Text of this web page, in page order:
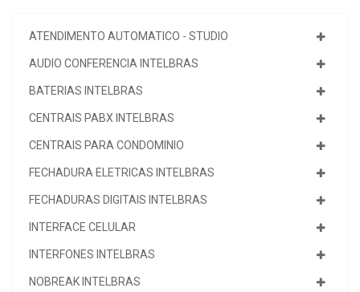
ATENDIMENTO AUTOMATICO - STUDIO
AUDIO CONFERENCIA INTELBRAS
BATERIAS INTELBRAS
CENTRAIS PABX INTELBRAS
CENTRAIS PARA CONDOMINIO
FECHADURA ELETRICAS INTELBRAS
FECHADURAS DIGITAIS INTELBRAS
INTERFACE CELULAR
INTERFONES INTELBRAS
NOBREAK INTELBRAS